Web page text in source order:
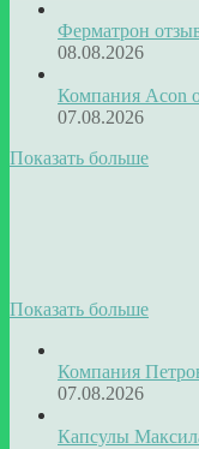
Ферматрон
08.08.2026
Компания Acon
07.08.2026
Показать больше
Показать больше
Компания
07.08.2026
Капсулы